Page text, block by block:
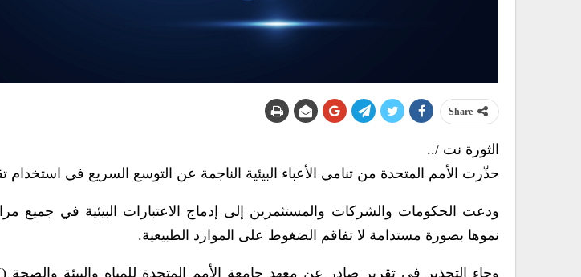
Share
الثورة نت /..
حذّرت الأمم المتحدة من تنامي الأعباء البيئية الناجمة عن التوسع السريع في استخدام
ودعت الحكومات والشركات والمستثمرين إلى إدماج الاعتبارات البيئية في جميع
نموها بصورة مستدامة لا تفاقم الضغوط على الموارد الطبيعية.